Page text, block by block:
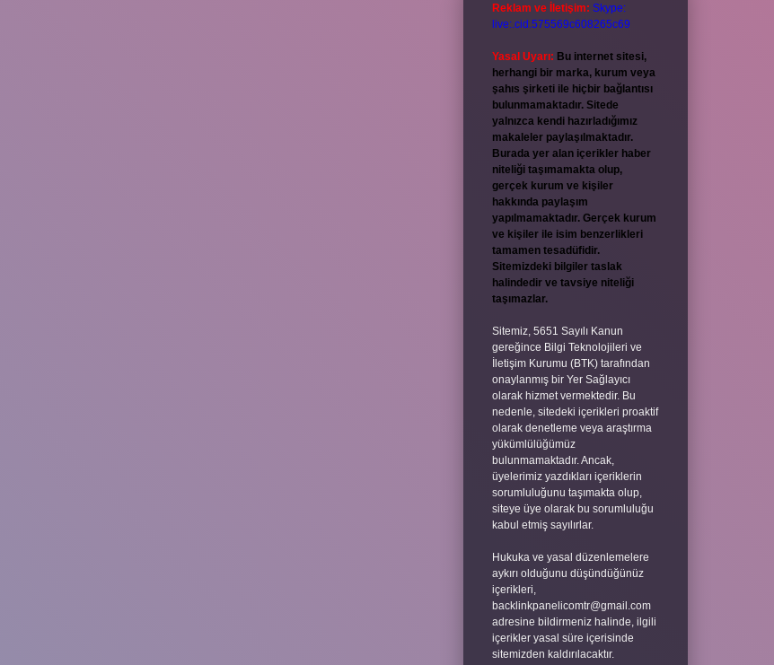
Reklam ve İletişim: Skype:
live:.cid.575569c608265c69
Yasal Uyarı: Bu internet sitesi,
herhangi bir marka, kurum veya
şahıs şirketi ile hiçbir bağlantısı
bulunmamaktadır. Sitede
yalnızca kendi hazırladığımız
makaleler paylaşılmaktadır.
Burada yer alan içerikler haber
niteliği taşımamakta olup,
gerçek kurum ve kişiler
hakkında paylaşım
yapılmamaktadır. Gerçek kurum
ve kişiler ile isim benzerlikleri
tamamen tesadüfidir.
Sitemizdeki bilgiler taslak
halindedir ve tavsiye niteliği
taşımazlar.
Sitemiz, 5651 Sayılı Kanun
gereğince Bilgi Teknolojileri ve
İletişim Kurumu (BTK) tarafından
onaylanmış bir Yer Sağlayıcı
olarak hizmet vermektedir. Bu
nedenle, sitedeki içerikleri proaktif
olarak denetleme veya araştırma
yükümlülüğümüz
bulunmamaktadır. Ancak,
üyelerimiz yazdıkları içeriklerin
sorumluluğunu taşımakta olup,
siteye üye olarak bu sorumluluğu
kabul etmiş sayılırlar.
Hukuka ve yasal düzenlemelere
aykırı olduğunu düşündüğünüz
içerikleri,
backlinkpanelicomtr@gmail.com
adresine bildirmeniz halinde, ilgili
içerikler yasal süre içerisinde
sitemizden kaldırılacaktır.